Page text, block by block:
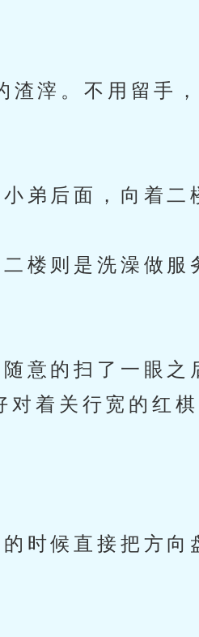
滓。不用留手
弟后面，向着二
则是洗澡做服
的扫了一眼之
对着关行宽的红
候直接把方向